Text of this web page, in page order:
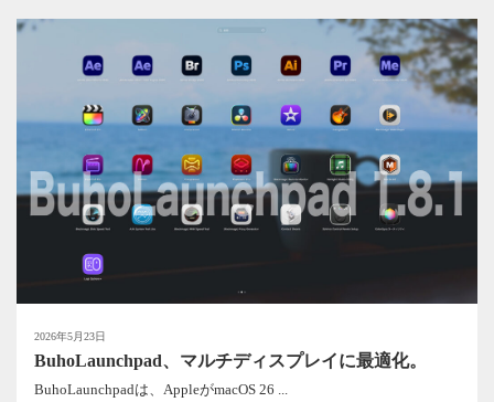
2026年5月23日
BuhoLaunchpad、マルチディスプレイに最適化。
BuhoLaunchpadは、AppleがmacOS 26 ...